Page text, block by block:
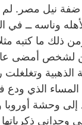
نيل مصر. لم
لأهله وناسه ــ
ذلك ما كتبه
لشخص أمضى
الذهبية
الذي ودع
إلى وحشة
وجداني ذكرياتها